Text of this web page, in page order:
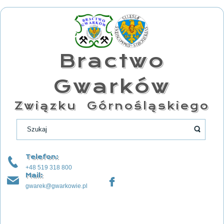
Bractwo
Gwarków
Związku Górnośląskiego
Telefon:
+48 519 318 800
Mail:
gwarek@gwarkowie.pl